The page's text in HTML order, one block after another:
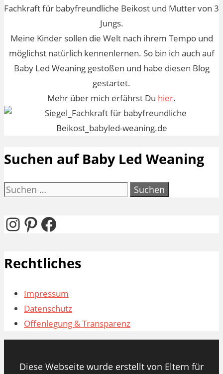
Fachkraft für babyfreundliche Beikost und Mutter von 3
Jungs.
Meine Kinder sollen die Welt nach ihrem Tempo und
möglichst natürlich kennenlernen. So bin ich auch auf
Baby Led Weaning gestoßen und habe diesen Blog
gestartet.
Mehr über mich erfährst Du hier.
Suchen auf Baby Led Weaning
Suchen
Instagram
Pinterest
Facebook
Rechtliches
Impressum
Datenschutz
Offenlegung & Transparenz
Diese Webseite wurde erstellt von Eltern für